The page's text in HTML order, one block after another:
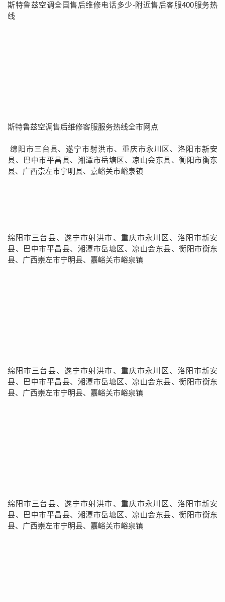
斯特鲁兹空调全国售后维修电话多少-附近售后客服400服务热
线
斯特鲁兹空调售后维修客服服务热线全市网点
绵阳市三台县、遂宁市射洪市、重庆市永川区、洛阳市新安
县、巴中市平昌县、湘潭市岳塘区、凉山会东县、衡阳市衡东
县、广西崇左市宁明县、嘉峪关市峪泉镇
绵阳市三台县、遂宁市射洪市、重庆市永川区、洛阳市新安
县、巴中市平昌县、湘潭市岳塘区、凉山会东县、衡阳市衡东
县、广西崇左市宁明县、嘉峪关市峪泉镇
绵阳市三台县、遂宁市射洪市、重庆市永川区、洛阳市新安
县、巴中市平昌县、湘潭市岳塘区、凉山会东县、衡阳市衡东
县、广西崇左市宁明县、嘉峪关市峪泉镇
绵阳市三台县、遂宁市射洪市、重庆市永川区、洛阳市新安
县、巴中市平昌县、湘潭市岳塘区、凉山会东县、衡阳市衡东
县、广西崇左市宁明县、嘉峪关市峪泉镇